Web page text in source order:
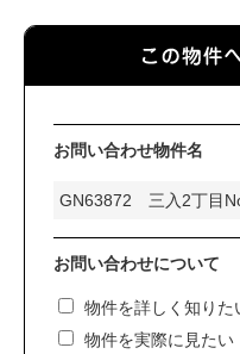
お問い合わせ物件名
お問い合わせについて
物件を詳しく知りた
物件を実際に見たい